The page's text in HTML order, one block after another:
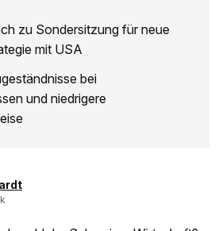
zu Sondersitzung für neue
mit USA
bei
und niedrigere